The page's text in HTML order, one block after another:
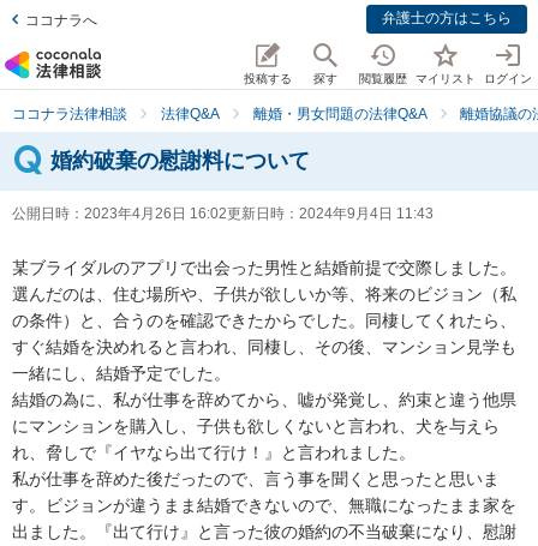
ココナラへ 弁護士の方はこちら
投稿する 探す 閲覧履歴 マイリスト ログイン
ココナラ法律相談 法律Q&A 離婚・男女問題の法律Q&A 離婚協議の
婚約破棄の慰謝料について
公開日時： 2023年4月26日 16:02更新日時： 2024年9月4日 11:43
某ブライダルのアプリで出会った男性と結婚前提で交際しました。
選んだのは、住む場所や、子供が欲しいか等、将来のビジョン（私
の条件）と、合うのを確認できたからでした。同棲してくれたら、
すぐ結婚を決めれると言われ、同棲し、その後、マンション見学も
一緒にし、結婚予定でした。
結婚の為に、私が仕事を辞めてから、嘘が発覚し、約束と違う他県
にマンションを購入し、子供も欲しくないと言われ、犬を与えら
れ、脅しで『イヤなら出て行け！』と言われました。
私が仕事を辞めた後だったので、言う事を聞くと思ったと思いま
す。ビジョンが違うまま結婚できないので、無職になったまま家を
出ました。『出て行け』と言った彼の婚約の不当破棄になり、慰謝